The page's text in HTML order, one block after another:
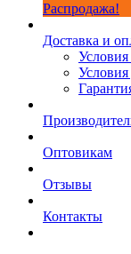
Распродажа!
Доставка и
Условия
Оптовикам
Отзывы
Контакты